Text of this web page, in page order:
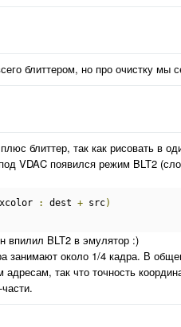
блиттером, но про очистку мы
блиттер, так как рисовать в
VDAC появился режим BLT2
: dest + src)
впилил BLT2 в эмулятор :)
занимают около 1/4 кадра. В
так что точность